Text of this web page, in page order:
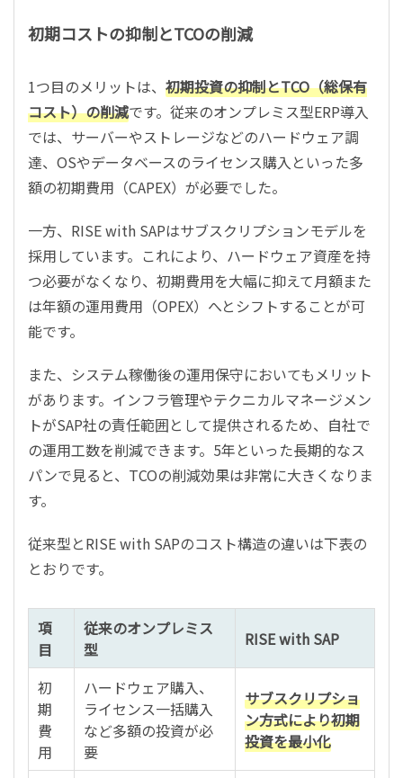
初期コストの抑制とTCOの削減
1つ目のメリットは、 初期投資の抑制とTCO（総保有
コスト）の削減です。従来のオンプレミス型ERP導入
では、サーバーやストレージなどのハードウェア調
達、OSやデータベースのライセンス購入といった多
額の初期費用（CAPEX）が必要でした。
一方、RISE with SAPはサブスクリプションモデルを
採用しています。これにより、ハードウェア資産を持
つ必要がなくなり、初期費用を大幅に抑えて月額また
は年額の運用費用（OPEX）へとシフトすることが可
能です。
また、システム稼働後の運用保守においてもメリット
があります。インフラ管理やテクニカルマネージメン
トがSAP社の責任範囲として提供されるため、自社で
の運用工数を削減できます。5年といった長期的なス
パンで見ると、TCOの削減効果は非常に大きくなりま
す。
従来型とRISE with SAPのコスト構造の違いは下表の
とおりです。
項
目
従来のオンプレミス
型
RISE with SAP
初
期
費
用
ハードウェア購入、
ライセンス一括購入
など多額の投資が必
要
サブスクリプショ
ン方式により初期
投資を最小化